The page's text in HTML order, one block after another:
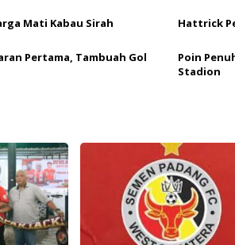
Mati Kabau Sirah Hattrick
Pertama, Tambuah Gol
Poin
Stadion